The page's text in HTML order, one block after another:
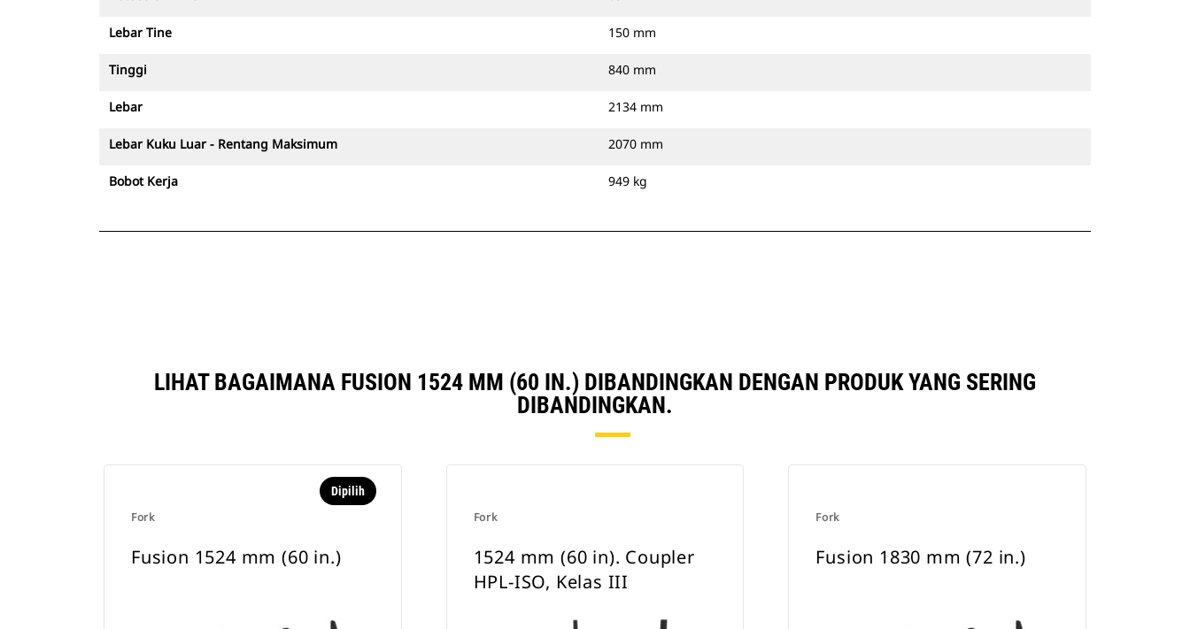
Lebar Tine 150 mm
Tinggi 840 mm
Lebar 2134 mm
Lebar Kuku Luar - Rentang Maksimum 2070 mm
Bobot Kerja 949 kg
LIHAT BAGAIMANA FUSION 1524 MM (60 IN.) DIBANDINGKAN DENGAN PRODUK YANG SERING
DIBANDINGKAN.
Fork
Dipilih
Fusion 1524 mm (60 in.)
Fork
1524 mm (60 in). Coupler
HPL-ISO, Kelas III
Fork
Fusion 1830 mm (72 in.)